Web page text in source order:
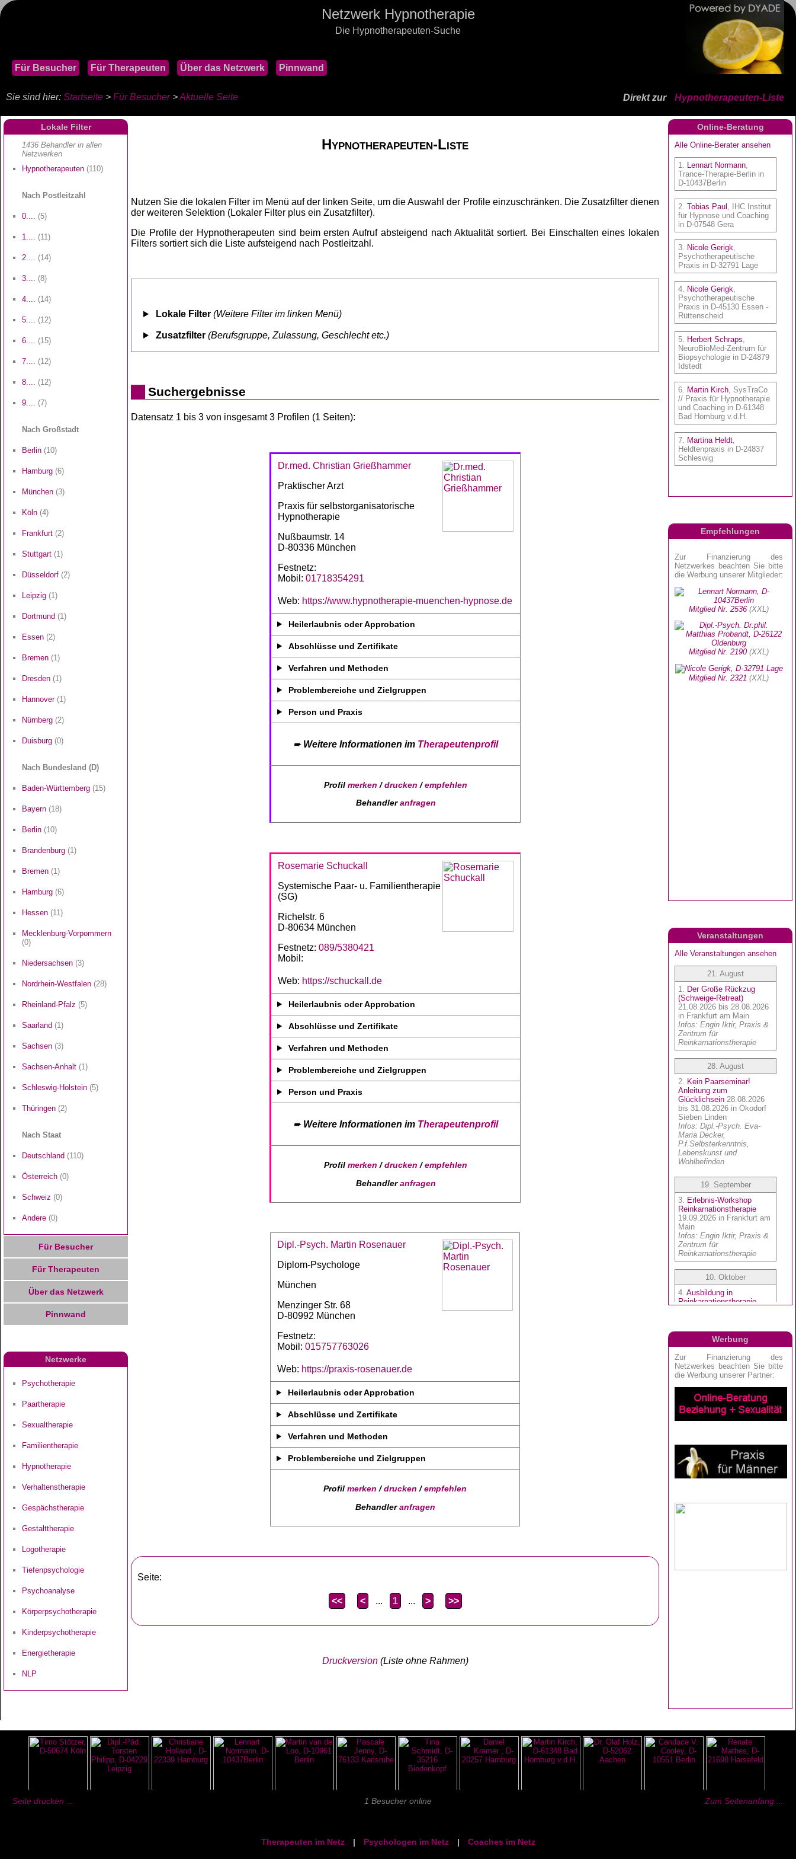
Netzwerk Hypnotherapie
Die Hypnotherapeuten-Suche
Für Besucher Für Therapeuten Über das Netzwerk Pinnwand
Direkt zur Hypnotherapeuten-Liste
Sie sind hier: Startseite > Für Besucher>Aktuelle Seite
Lokale Filter
1436 Behandler in allen
Netzwerken
Hypnotherapeuten (110)
Nach Postleitzahl
0.... (5)
1.... (11)
2.... (14)
3.... (8)
4.... (14)
5.... (12)
6.... (15)
7.... (12)
8.... (12)
9.... (7)
Nach Großstadt
Berlin (10)
Hamburg (6)
München (3)
Köln (4)
Frankfurt (2)
Stuttgart (1)
Düsseldorf (2)
Leipzig (1)
Dortmund (1)
Essen (2)
Bremen (1)
Dresden (1)
Hannover(1)
Nürnberg (2)
Duisburg (0)
Nach Bundesland (D)
Baden-Württemberg (15)
Bayern (18)
Berlin (10)
Brandenburg (1)
Bremen (1)
Hamburg (6)
Hessen (11)
Mecklenburg-Vorpommern
(0)
Niedersachsen (3)
Nordrhein-Westfalen (28)
Rheinland-Pfalz (5)
Saarland (1)
Sachsen (3)
Sachsen-Anhalt (1)
Schleswig-Holstein (5)
Thüringen (2)
Nach Staat
Deutschland (110)
Österreich (0)
Schweiz (0)
Andere (0)
Für Besucher
Für Therapeuten
Über das Netzwerk
Pinnwand
Netzwerke
Psychotherapie
Paartherapie
Sexualtherapie
Familientherapie
Hypnotherapie
Verhaltenstherapie
Gespächstherapie
Gestalttherapie
Logotherapie
Tiefenpsychologie
Psychoanalyse
Körperpsychotherapie
Kinderpsychotherapie
Energietherapie
NLP
Hypnotherapeuten-Liste
Nutzen Sie die lokalen Filter im Menü auf der linken Seite, um die Auswahl der Profile einzuschränken. Die Zusatzfilter dienen
der weiteren Selektion (Lokaler Filter plus ein Zusatzfilter).
Die Profile der Hypnotherapeuten sind beim ersten Aufruf absteigend nach Aktualität sortiert. Bei Einschalten eines lokalen
Filters sortiert sich die Liste aufsteigend nach Postleitzahl.
Lokale Filter (Weitere Filter im linken Menü)
Zusatzfilter (Berufsgruppe, Zulassung, Geschlecht etc.)
Suchergebnisse
Datensatz 1 bis 3 von insgesamt 3 Profilen (1 Seiten):
Dr.med. Christian Grießhammer
Praktischer Arzt
Praxis für selbstorganisatorische
Hypnotherapie
Nußbaumstr. 14
D-80336 München
Festnetz:
Mobil: 01718354291
Web: https://www.hypnotherapie-muenchen-hypnose.de
Heilerlaubnis oder Approbation
Abschlüsse und Zertifikate
Verfahren und Methoden
Problembereiche und Zielgruppen
Person und Praxis
➨ Weitere Informationen im Therapeutenprofil
Profil merken /drucken /empfehlen
Behandleranfragen
Rosemarie Schuckall
Systemische Paar- u. Familientherapie
(SG)
Richelstr. 6
D-80634 München
Festnetz: 089/5380421
Mobil:
Web: https://schuckall.de
Heilerlaubnis oder Approbation
Abschlüsse und Zertifikate
Verfahren und Methoden
Problembereiche und Zielgruppen
Person und Praxis
➨ Weitere Informationen im Therapeutenprofil
Profil merken /drucken /empfehlen
Behandleranfragen
Dipl.-Psych. Martin Rosenauer
Diplom-Psychologe
München
Menzinger Str. 68
D-80992 München
Festnetz:
Mobil: 015757763026
Web: https://praxis-rosenauer.de
Heilerlaubnis oder Approbation
Abschlüsse und Zertifikate
Verfahren und Methoden
Problembereiche und Zielgruppen
Profil merken /drucken /empfehlen
Behandleranfragen
Seite:
<< < ... 1 ... > >>
Druckversion(Liste ohne Rahmen)
Online-Beratung
Empfehlungen
Veranstaltungen
Werbung
Seite drucken ... 1 Besucher online Zum Seitenanfang ...
Therapeuten im Netz | Psychologen im Netz | Coaches im Netz